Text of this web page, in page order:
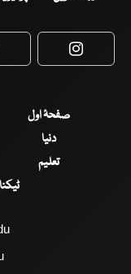
صفحۂ اول
دنیا
تعلیم